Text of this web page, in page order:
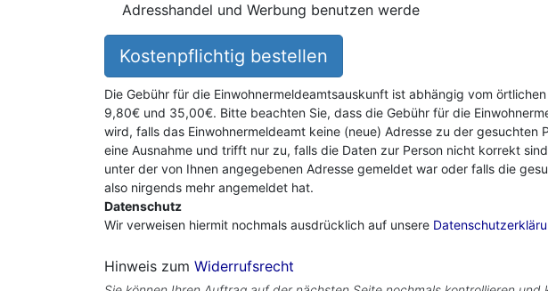
Adresshandel und Werbung benutzen werde
Kostenpflichtig bestellen
Die Gebühr für die Einwohnermeldeamtsauskunft ist abhängig vom
9,80€ und 35,00€. Bitte beachten Sie, dass die Gebühr für die
wird, falls das Einwohnermeldeamt keine (neue) Adresse zu der gesuchten
eine Ausnahme und trifft nur zu, falls die Daten zur Person nicht korrekt
unter der von Ihnen angegebenen Adresse gemeldet war oder falls die
also nirgends mehr angemeldet hat.
Datenschutz
Wir verweisen hiermit nochmals ausdrücklich auf unsere
Hinweis zum Widerrufsrecht